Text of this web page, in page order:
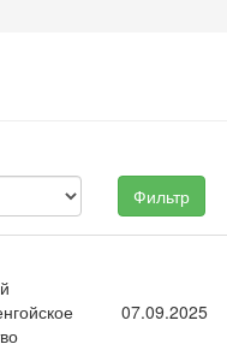
Фильтр
07.09.2025